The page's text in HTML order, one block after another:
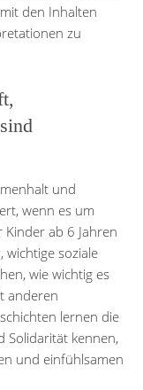
den Inhalten
zu
und
wenn es um
ab 6 Jahren
wichtige soziale
wie wichtig es
anderen
lernen die
Solidarität kennen,
und einfühlsamen